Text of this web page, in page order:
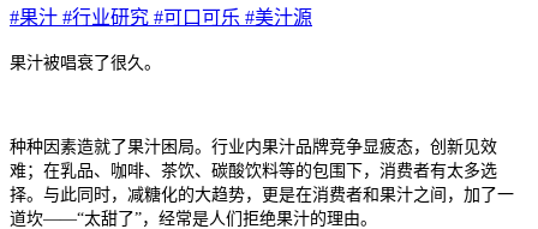
#果汁 #行业研究 #可口可乐 #美汁源
果汁被唱衰了很久。
种种因素造就了果汁困局。行业内果汁品牌竞争显疲态，创新见效
难；在乳品、咖啡、茶饮、碳酸饮料等的包围下，消费者有太多选
择。与此同时，减糖化的大趋势，更是在消费者和果汁之间，加了一
道坎——“太甜了”，经常是人们拒绝果汁的理由。